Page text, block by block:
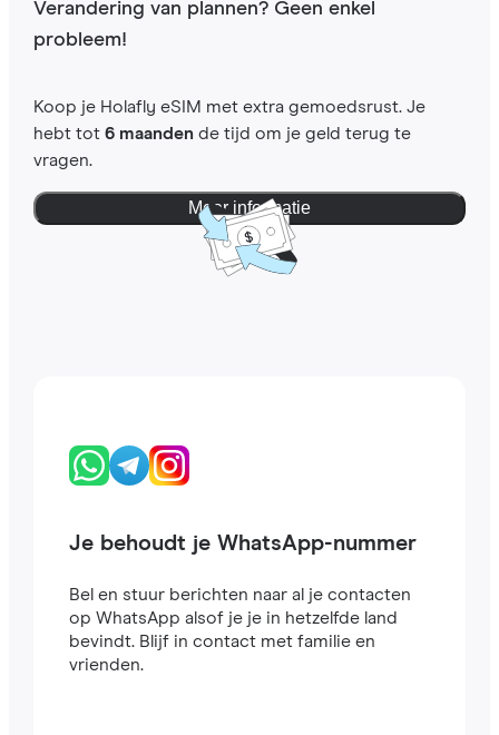
Verandering van plannen? Geen enkel
probleem!
Koop je Holafly eSIM met extra gemoedsrust. Je
hebt tot 6 maandende tijd om je geld terug te
vragen.
Meer informatie
Je behoudt je WhatsApp-nummer
Bel en stuur berichten naar al je contacten
op WhatsApp alsof je je in hetzelfde land
bevindt. Blijf in contact met familie en
vrienden.